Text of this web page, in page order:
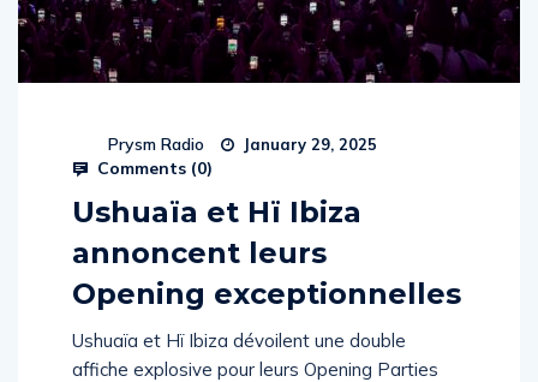
Prysm Radio January 29, 2025
Comments (0)
Ushuaïa et Hï Ibiza
annoncent leurs
Opening exceptionnelles
Ushuaïa et Hï Ibiza dévoilent une double
affiche explosive pour leurs Opening Parties